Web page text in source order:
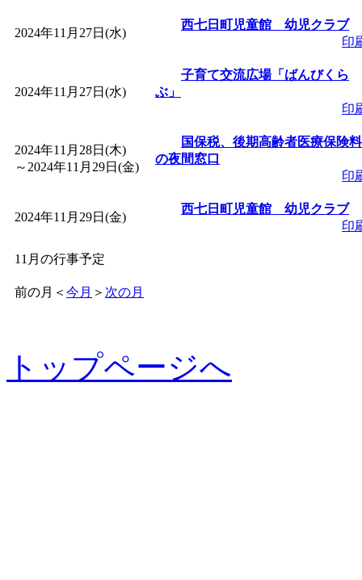
2024年11月27日(水)
西七日町児童館 幼児クラブ
印
2024年11月27日(水)
子育て交流広場「ばんびくら
ぶ」
印
2024年11月28日(木)
～ 2024年11月29日(金)
国保税、後期高齢者医療保険料
の夜間窓口
印
2024年11月29日(金)
西七日町児童館 幼児クラブ
印
11月の行事予定
前の月 ＜ 今月 ＞ 次の月
トップページへ